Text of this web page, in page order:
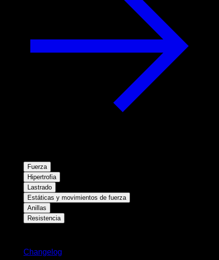
Fuerza
Hipertrofia
Lastrado
Estáticas y movimientos de fuerza
Anillas
Resistencia
Changelog